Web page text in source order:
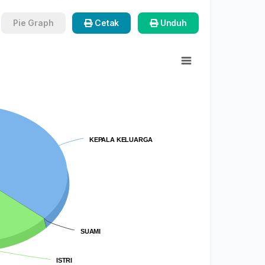
Pie Graph Cetak Unduh
KEPALA KELUARGA
KEPALA KELUARGA
SUAMI
SUAMI
ISTRI
ISTRI